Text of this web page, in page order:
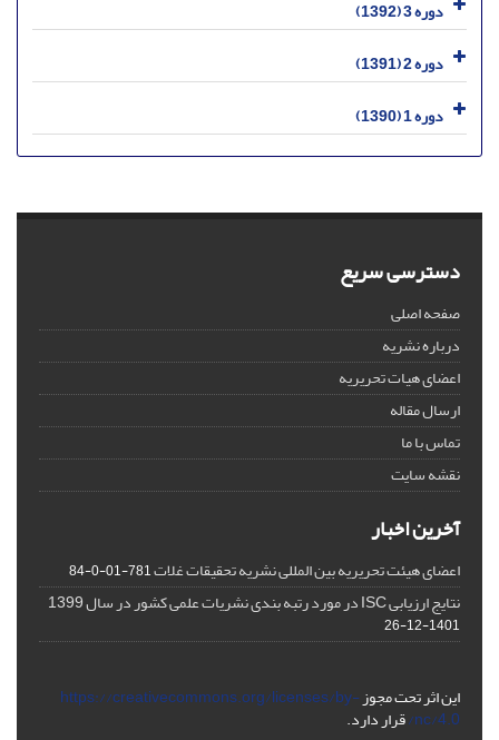
دوره 3 (1392)
دوره 2 (1391)
دوره 1 (1390)
دسترسی سریع
صفحه اصلی
درباره نشریه
اعضای هیات تحریریه
ارسال مقاله
تماس با ما
نقشه سایت
آخرین اخبار
اعضای هیئت تحریریه بین المللی نشریه تحقیقات غلات781-01-0-84
نتایج ارزیابی ISC در مورد رتبه بندی نشریات علمی کشور در سال 1399
1401-12-26
این اثر تحت مجوزhttps://creativecommons.org/licenses/by-
nc/4.0/ قرار دارد.